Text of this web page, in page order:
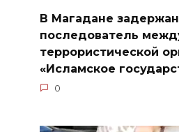
В Магадане задержан
последователь
террористической
«Исламское
0